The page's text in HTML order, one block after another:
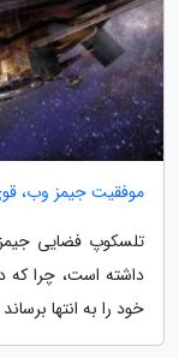
موفقیت جیمز وب،
تلسکوپ فضایی
داشته است، چرا که
خود را به انتها برساند